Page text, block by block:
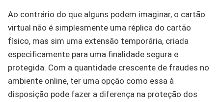
Ao contrário do que alguns podem imaginar, o cartão
virtual não é simplesmente uma réplica do cartão
físico, mas sim uma extensão temporária, criada
especificamente para uma finalidade segura e
protegida. Com a quantidade crescente de fraudes no
ambiente online, ter uma opção como essa à
disposição pode fazer a diferença na proteção dos